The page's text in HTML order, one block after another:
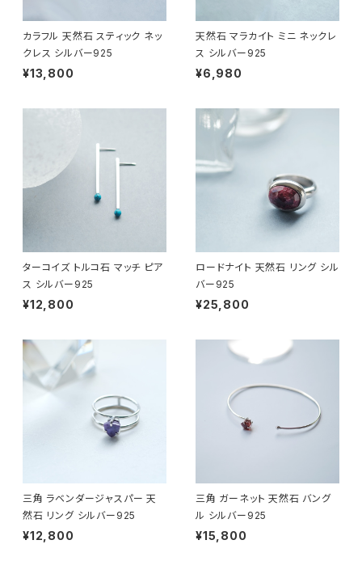
カラフル 天然石 スティック ネッ
クレス シルバー925
¥13,800
天然石 マラカイト ミニ ネックレ
ス シルバー925
¥6,980
ターコイズ トルコ石 マッチ ピア
ス シルバー925
¥12,800
ロードナイト 天然石 リング シル
バー925
¥25,800
三角 ラベンダージャスパー 天
然石 リング シルバー925
¥12,800
三角 ガーネット 天然石 バング
ル シルバー925
¥15,800